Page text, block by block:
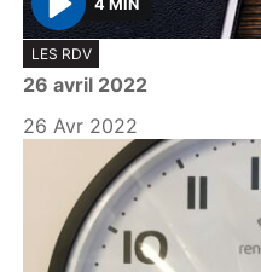
P
l
a
y
4 MIN
LES RDV
26 avril 2022
26 Avr 2022